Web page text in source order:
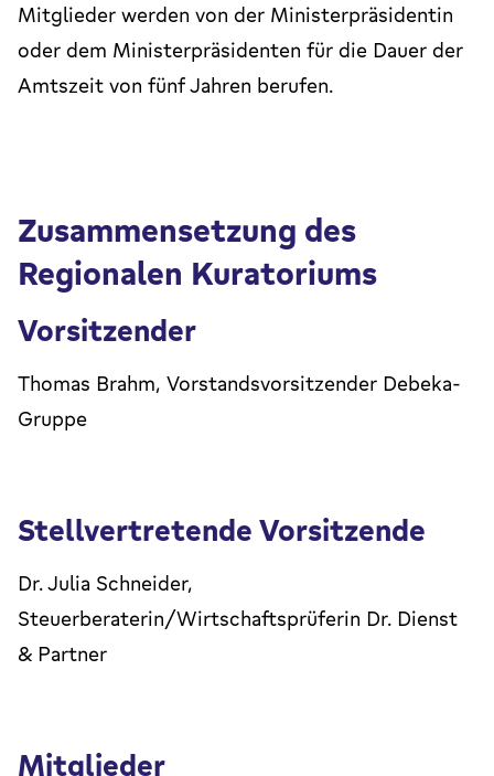
Mitglieder werden von der Ministerpräsidentin
oder dem Ministerpräsidenten für die Dauer der
Amtszeit von fünf Jahren berufen.
Zusammensetzung des
Regionalen Kuratoriums
Vorsitzender
Thomas Brahm, Vorstandsvorsitzender Debeka-
Gruppe
Stellvertretende Vorsitzende
Dr. Julia Schneider,
Steuerberaterin/Wirtschaftsprüferin Dr. Dienst
& Partner
Mitglieder